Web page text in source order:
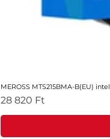
MEROSS MTS215BMA-B(EU)
Ár
28 820 Ft